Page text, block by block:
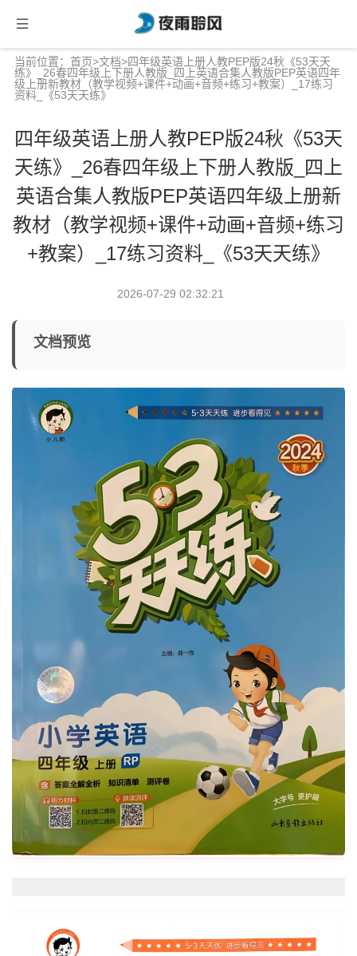
当前位置： 首页>文档>四年级英语上册人教PEP版24秋《53天天
练》_26春四年级上下册人教版_四上英语合集人教版PEP英语四年
级上册新教材（教学视频+课件+动画+音频+练习+教案）_17练习
资料_《53天天练》
四年级英语上册人教PEP版24秋《53天
天练》_26春四年级上下册人教版_四上
英语合集人教版PEP英语四年级上册新
教材（教学视频+课件+动画+音频+练习
+教案）_17练习资料_《53天天练》
2026-07-29 02:32:21
文档预览